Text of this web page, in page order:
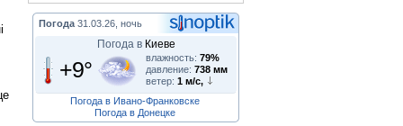
Погода 31.03.26, ночь
Погода в Киеве
+9° влажность: 79%
давление: 738 мм
ветер: 1 м/с,
Погода в Ивано-Франковске
Погода в Донецке